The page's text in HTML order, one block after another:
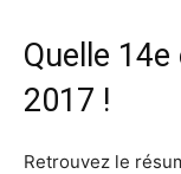
Quelle 14e
2017 !
Retrouvez le